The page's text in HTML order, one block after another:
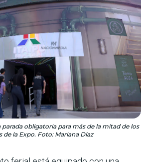
parada obligatoria para más de la mitad de los
de la Expo. Foto: Mariana Díaz